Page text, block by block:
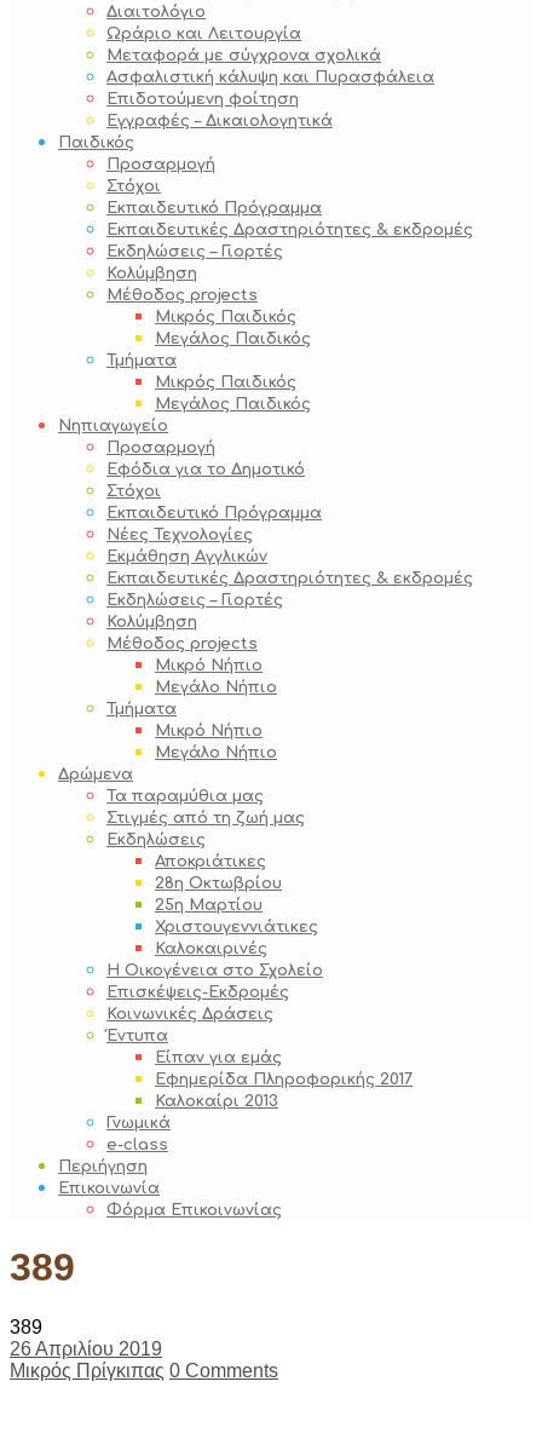
Διαιτολόγιο
Ωράριο και Λειτουργία
Μεταφορά με σύγχρονα σχολικά
Ασφαλιστική κάλυψη και Πυρασφάλεια
Επιδοτούμενη φοίτηση
Εγγραφές – Δικαιολογητικά
Παιδικός
Προσαρμογή
Στόχοι
Εκπαιδευτικό Πρόγραμμα
Εκπαιδευτικές Δραστηριότητες & εκδρομές
Εκδηλώσεις – Γιορτές
Κολύμβηση
Μέθοδος projects
Μικρός Παιδικός
Μεγάλος Παιδικός
Τμήματα
Μικρός Παιδικός
Μεγάλος Παιδικός
Νηπιαγωγείο
Προσαρμογή
Εφόδια για το Δημοτικό
Στόχοι
Εκπαιδευτικό Πρόγραμμα
Νέες Τεχνολογίες
Εκμάθηση Αγγλικών
Εκπαιδευτικές Δραστηριότητες & εκδρομές
Εκδηλώσεις – Γιορτές
Κολύμβηση
Μέθοδος projects
Μικρό Νήπιο
Μεγάλο Νήπιο
Τμήματα
Μικρό Νήπιο
Μεγάλο Νήπιο
Δρώμενα
Τα παραμύθια μας
Στιγμές από τη ζωή μας
Εκδηλώσεις
Αποκριάτικες
28η Οκτωβρίου
25η Μαρτίου
Χριστουγεννιάτικες
Καλοκαιρινές
Η Οικογένεια στο Σχολείο
Επισκέψεις-Εκδρομές
Κοινωνικές Δράσεις
Έντυπα
Είπαν για εμάς
Εφημερίδα Πληροφορικής 2017
Καλοκαίρι 2013
Γνωμικά
e-class
Περιήγηση
Επικοινωνία
Φόρμα Επικοινωνίας
389
389
26 Απριλίου 2019
Μικρός Πρίγκιπας 0 Comments